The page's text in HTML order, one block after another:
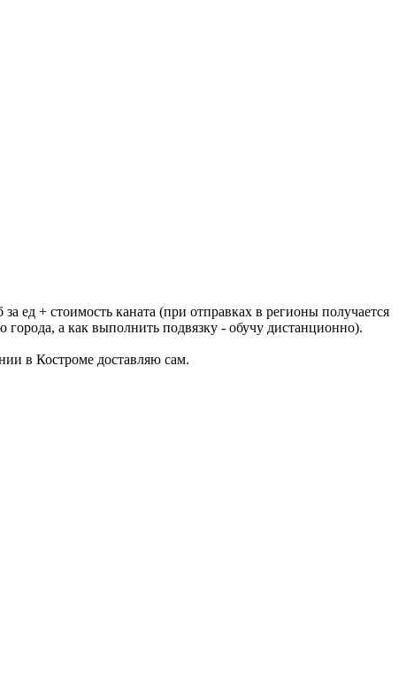
ед + стоимость каната (при отправках в регионы получается
а как выполнить подвязку - обучу дистанционно).
в Костроме доставляю сам.